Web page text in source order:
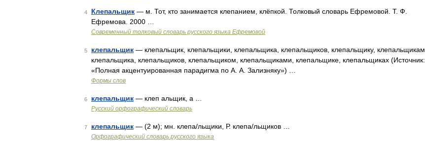
4 Клепальщик — м. Тот, кто занимается клепанием, клёпкой. Толковый словарь Ефремовой. Т. Ф.
Ефремова. 2000 …
Современный толковый словарь русского языка Ефремовой
5 клепальщик — клепальщик, клепальщики, клепальщика, клепальщиков, клепальщику, клепальщикам,
клепальщика, клепальщиков, клепальщиком, клепальщиками, клепальщике, клепальщиках (Источник:
«Полная акцентуированная парадигма по А. А. Зализняку») …
Формы слов
6 клепальщик — клеп альщик, а …
Русский орфографический словарь
7 клепальщик — (2 м); мн. клепа/льщики, Р. клепа/льщиков …
Орфографический словарь русского языка